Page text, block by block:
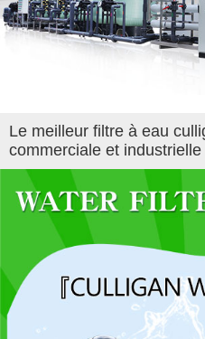
Le meilleur filtre à eau
commerciale et industrielle